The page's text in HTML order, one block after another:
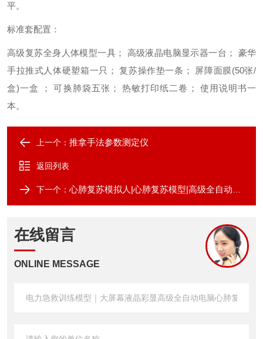
平。
标准套配置：
高级复苏全身人体模型一具； 高级液晶电脑显示器一台； 豪华
手拉推式人体硬塑箱一只；复苏操作垫一条； 屏障面膜(50张/
盒)一盒 ；可换肺袋五张；热敏打印纸二卷； 使用说明书一
本。
上一个： 推拿手法参数测定仪
返回列表
下一个： 心肺复苏模拟人|心肺复苏模型|高级全自动电脑心肺复苏模拟人
在线留言
ONLINE MESSAGE